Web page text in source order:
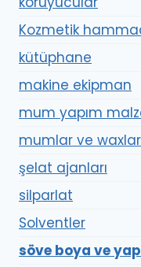
Kozmetik
kütüphane
makine ekipman
mum yapım
mumlar ve waxlar
şelat ajanları
silparlat
Solventler
söve boya ve